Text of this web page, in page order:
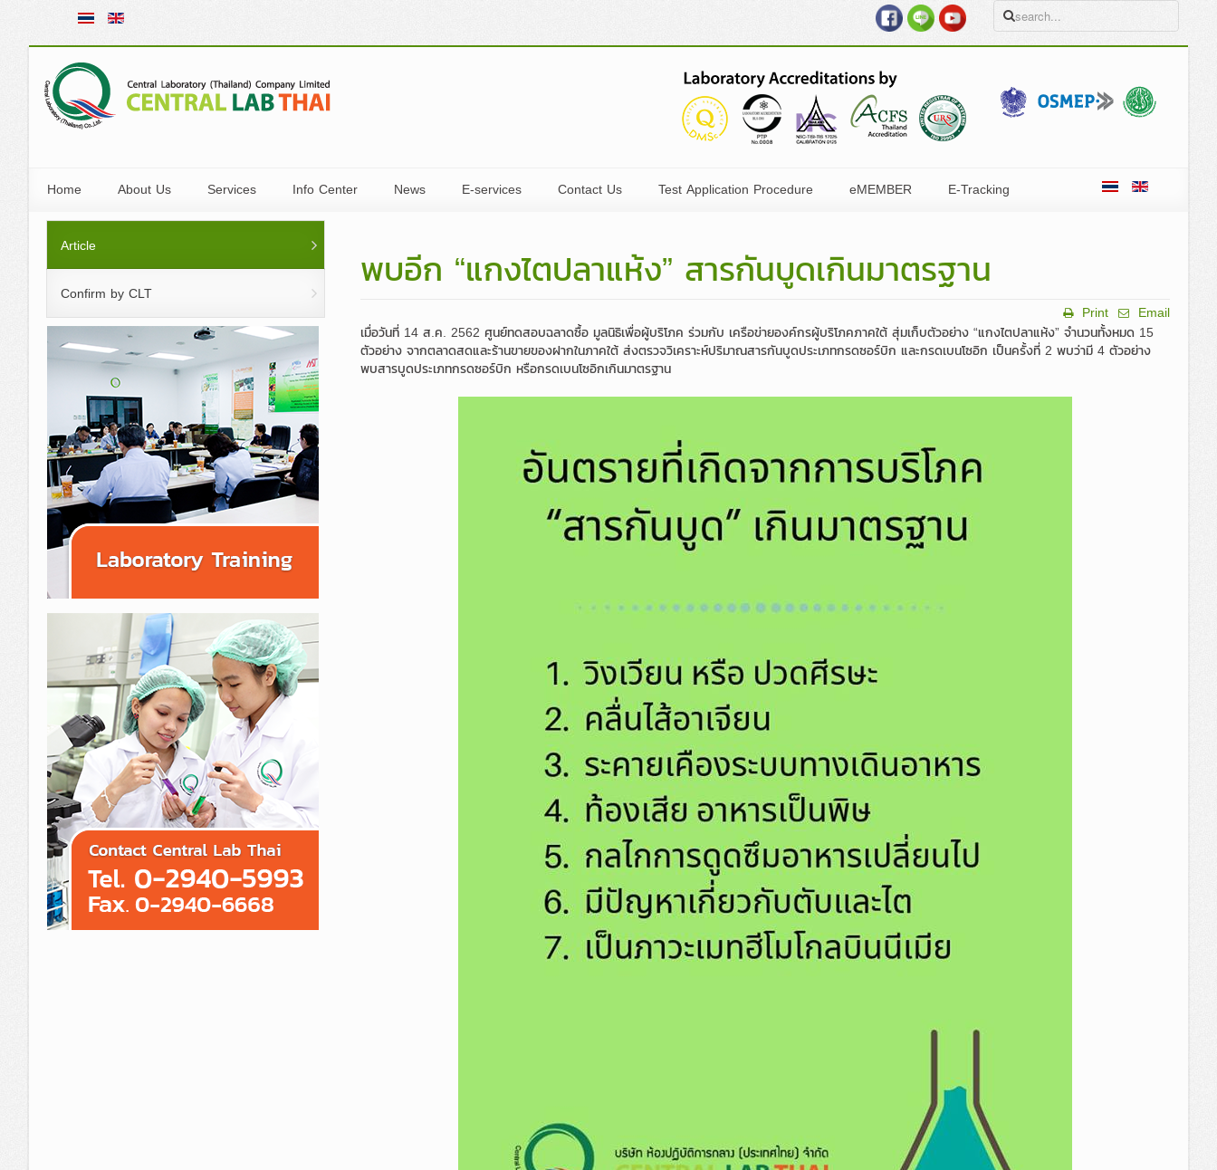
Home
About Us
In Brief
Board of Directors and
Senior Executive
Board of Directors
Board of Executive Directors
Audit Committee
List of Managing Directors
Executives Senior Executives
Corporate Services
Organization structure
CLT Code of Ethics
Annual Report
Services
Laboratory Testing Services
Non-food product
Laboratory Training Services
Proficiency Testing Program Services
Inspection &amp; Quality Systems and
Products Certification
System Management Consultations
Services
Analysis and Research on Agro-production
Factors Services
R&amp;D Promotion Program for Tax Claim
at 300 percents
Info Center
Importing Country Regulations
Technical Information
Thai Regulations
News
PR News
Purchase
VDO Clip
E-services
Accredited Certification
Contact Us
Branches
Test Application Procedure eMEMBER E-Tracking
พบอีก “แกงไตปลาแห้ง” สารกันบูดเกินมาตรฐาน
Email
Print
เมื่อวันที่ 14 ส.ค. 2562 ศูนย์ทดสอบฉลาดซื้อ มูลนิธิเพื่อผู้บริโภค ร่วมกับ เครือข่ายองค์กรผู้บริโภคภาคใต้ สุ่มเก็บตัวอย่าง “แกงไตปลาแห้ง” จำนวนทั้งหมด 15
ตัวอย่าง จากตลาดสดและร้านขายของฝากในภาคใต้ ส่งตรวจวิเคราะห์ปริมาณสารกันบูดประเภทกรดซอร์บิก และกรดเบนโซอิก เป็นครั้งที่ 2 พบว่ามี 4 ตัวอย่าง
พบสารบูดประเภทกรดซอร์บิก หรือกรดเบนโซอิกเกินมาตรฐาน
Article
Confirm by CLT